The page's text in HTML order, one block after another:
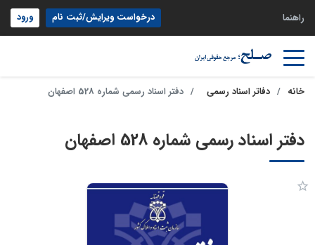
راهنما درخواست ویرایش/ثبت نام ورود
خانه دفاتر اسناد رسمی دفتر اسناد رسمی شماره 528 اصفهان
دفتر اسناد رسمی شماره 528 اصفهان